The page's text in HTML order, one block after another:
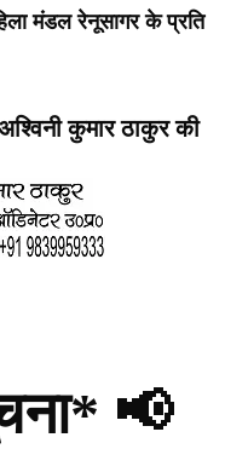
मंडल रेनूसागर के प्रति
कुमार ठाकुर की
📢